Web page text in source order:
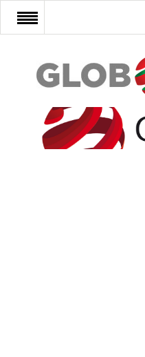
FŐOLDAL
AFRIKA